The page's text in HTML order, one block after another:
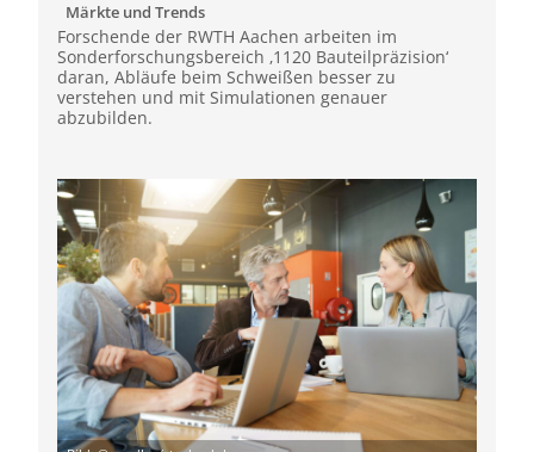
Märkte und Trends
Forschende der RWTH Aachen arbeiten im
Sonderforschungsbereich ‚1120 Bauteilpräzision‘
daran, Abläufe beim Schweißen besser zu
verstehen und mit Simulationen genauer
abzubilden.